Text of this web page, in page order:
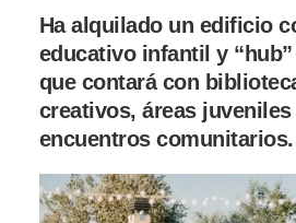
Ha alquilado un edificio
educativo infantil y
que contará con
creativos, áreas
encuentros comunitarios.